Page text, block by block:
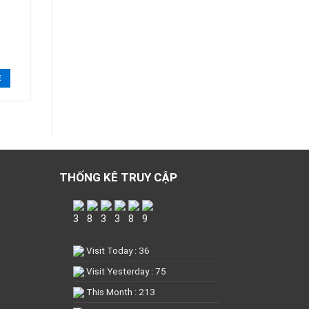
THỐNG KÊ TRUY CẬP
Visit Today : 36
Visit Yesterday : 75
This Month : 213